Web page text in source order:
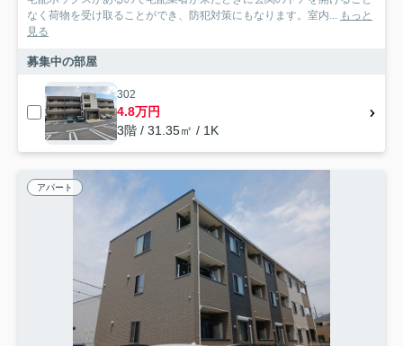
なく荷物を受け取ることができ、防犯対策にもなります。室内...
もっと
見る
募集中の部屋
302
4.8万円
3階 / 31.35㎡ / 1K
アパート